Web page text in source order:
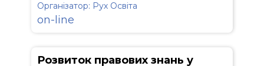
Організатор: Рух Освіта
on-line
Розвиток правових знань у